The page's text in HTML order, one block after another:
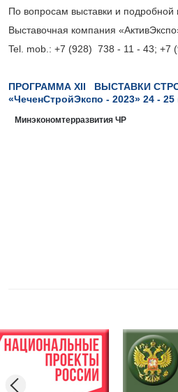
По вопросам выставки и
Выставочная
Tel. mob.: +7 (928) 738 - 11 - 43; +7
ПРОГРАММА XII ВЫСТАВКИ
«ЧеченСтройЭкспо - 2023» 24 - 25
Минэкономтерразвития ЧР